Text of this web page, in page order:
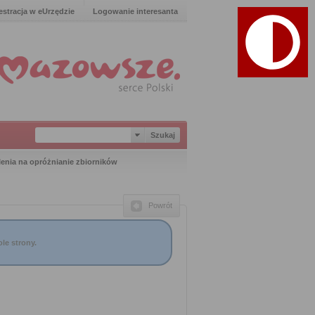
w eUrzędzie Logowanie interesanta
na opróżnianie zbiorników
Powrót
strony.